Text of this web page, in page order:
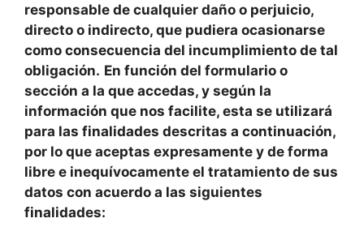
responsable de cualquier daño o perjuicio,
directo o indirecto, que pudiera ocasionarse
como consecuencia del incumplimiento de tal
obligación. En función del formulario o
sección a la que accedas, y según la
información que nos facilite, esta se utilizará
para las finalidades descritas a continuación,
por lo que aceptas expresamente y de forma
libre e inequívocamente el tratamiento de sus
datos con acuerdo a las siguientes
finalidades: